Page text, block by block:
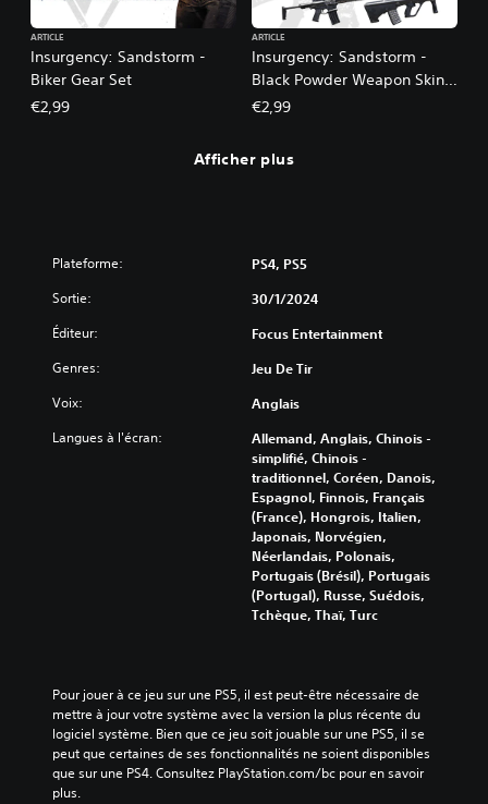
Insurgency: Sandstorm -
Biker Gear Set
ARTICLE
€2,99
Insurgency: Sandstorm -
Black Powder Weapon Skin
Set
ARTICLE
€2,99
Afficher plus
Plateforme: PS4, PS5
Sortie: 30/1/2024
Éditeur: Focus Entertainment
Genres: Jeu De Tir
Voix: Anglais
Langues à l'écran:
Allemand, Anglais, Chinois -
simplifié, Chinois -
traditionnel, Coréen, Danois,
Espagnol, Finnois, Français
(France), Hongrois, Italien,
Japonais, Norvégien,
Néerlandais, Polonais,
Portugais (Brésil), Portugais
(Portugal), Russe, Suédois,
Tchèque, Thaï, Turc
Pour jouer à ce jeu sur une PS5, il est peut-être nécessaire de
mettre à jour votre système avec la version la plus récente du
logiciel système. Bien que ce jeu soit jouable sur une PS5, il se
peut que certaines de ses fonctionnalités ne soient disponibles
que sur une PS4. Consultez PlayStation.com/bc pour en savoir
plus.